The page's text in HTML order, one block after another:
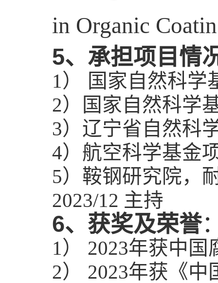
in Organic
5、承担项目情
1） 国家自然科学
2）国家自然科学
3）辽宁省自然科
4）航空科学基金
5）鞍钢研究院，
2023/12 主持
6、获奖及荣誉
1） 2023年获中国
2） 2023年获 《